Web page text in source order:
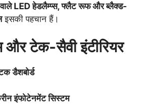
LED हेडलैम्प्स, फ्लैट रूफ और ब्लैक्ड-
इसकी पहचान हैं।
और टेक-सैवी इंटीरियर
डैशबोर्ड
इंफोटेनमेंट सिस्टम